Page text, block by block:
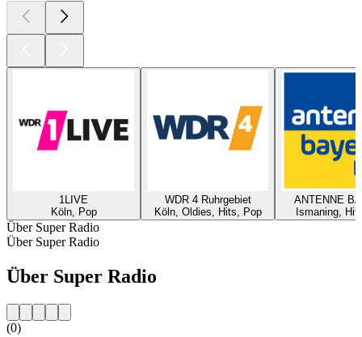
1LIVE
Köln, Pop
WDR 4 Ruhrgebiet
Köln, Oldies, Hits, Pop
ANTENNE
Ismaning,
Über Super Radio
Über Super Radio
Über Super Radio
(0)